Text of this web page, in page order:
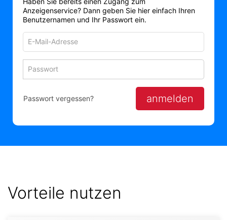
Anzeigenservice? Dann geben Sie hier einfach Ihren
Benutzernamen und Ihr Passwort ein.
Adresse
zum
Anmelden
anmelden
Passwort vergessen?
Vorteile nutzen